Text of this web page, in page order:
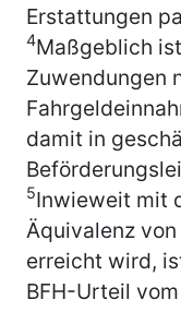
Erstattungen
4Maßgeblich
Zuwendungen
damit in
5Inwieweit mit
Äquivalenz
erreicht wird,
BFH-Urteil